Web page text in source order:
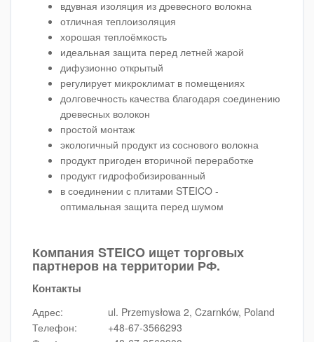
вдувная изоляция из древесного волокна
отличная теплоизоляция
хорошая теплоёмкость
идеальная защита перед летней жарой
дифузионно открытый
регулирует микроклимат в помещениях
долговечность качества благодаря соединению
древесных волокон
простой монтаж
экологичный продукт из соснового волокна
продукт пригоден вторичной переработке
продукт гидрофобизированный
в соединении с плитами STEICO -
оптимальная защита перед шумом
Компания STEICO ищет торговых
партнеров на территории РФ.
Контакты
Адрес:
ul. Przemysłowa 2, Czarnków, Poland
Телефон:
+48-67-3566293